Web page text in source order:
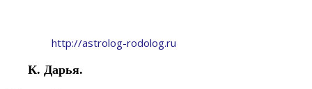
http://astrolog-rodolog.ru
К. Дарья.